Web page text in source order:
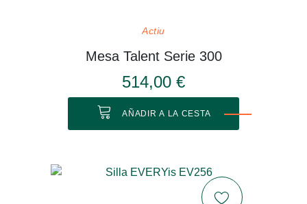
Actiu
Mesa Talent Serie 300
514,00 €
AÑADIR A LA CESTA